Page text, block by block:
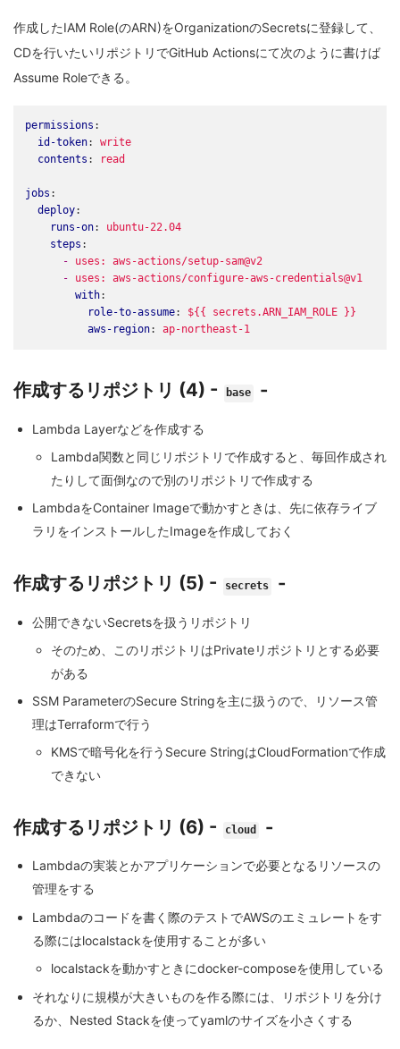
作成したIAM Role(のARN)をOrganizationのSecretsに登録して、
CDを行いたいリポジトリでGitHub Actionsにて次のように書けば
Assume Roleできる。
permissions :
id-token:
write
contents : read
jobs :
deploy:
runs-on:
ubuntu-22.04
steps :
-
uses: aws-actions/setup-sam@v2
-
uses: aws-actions/configure-aws-credentials@v1
with:
role-to-assume:
${{ secrets.ARN_IAM_ROLE }}
aws-region: ap-northeast-1
作成するリポジトリ (4) - base -
Lambda Layerなどを作成する
Lambda関数と同じリポジトリで作成すると、毎回作成され
たりして面倒なので別のリポジトリで作成する
LambdaをContainer Imageで動かすときは、先に依存ライブ
ラリをインストールしたImageを作成しておく
作成するリポジトリ (5) - secrets -
公開できないSecretsを扱うリポジトリ
そのため、このリポジトリはPrivateリポジトリとする必要
がある
SSM ParameterのSecure Stringを主に扱うので、リソース管
理はTerraformで行う
KMSで暗号化を行うSecure StringはCloudFormationで作成
できない
作成するリポジトリ (6) - cloud -
Lambdaの実装とかアプリケーションで必要となるリソースの
管理をする
Lambdaのコードを書く際のテストでAWSのエミュレートをす
る際にはlocalstackを使用することが多い
localstackを動かすときにdocker-composeを使用している
それなりに規模が大きいものを作る際には、リポジトリを分け
るか、Nested Stackを使ってyamlのサイズを小さくする